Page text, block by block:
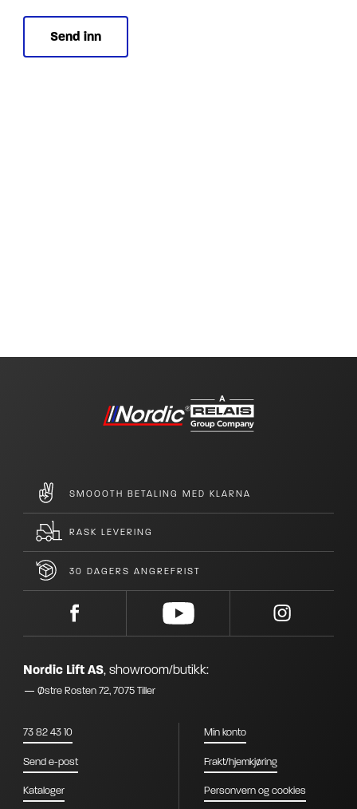
SMOOOTH BETALING MED KLARNA
RASK LEVERING
30 DAGERS ANGREFRIST
Nordic Lift AS, showroom/butikk:
Østre Rosten 72, 7075 Tiller
73 82 43 10
Send e-post
Kataloger
Min konto
Frakt/hjemkjøring
Personvern og cookies